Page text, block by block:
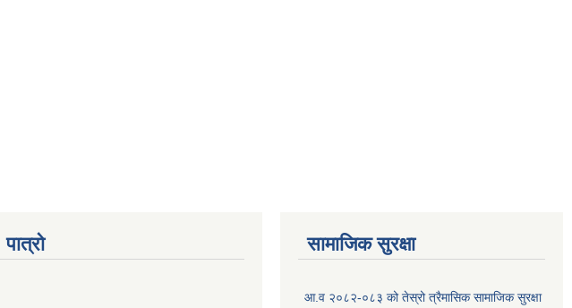
पात्रो सामाजिक सुरक्षा
आ.व २०८२-०८३ को तेस्रो त्रैमासिक सामाजिक सुरक्षा